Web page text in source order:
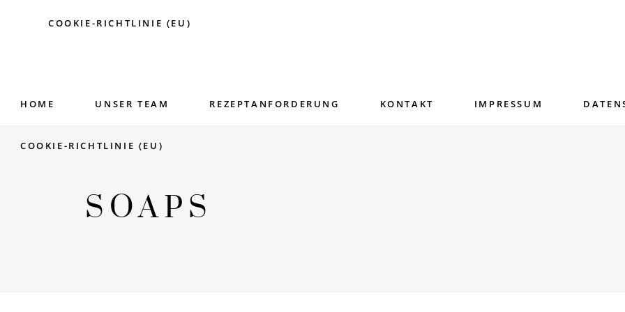
HOME UNSER TEAM REZEPTANFORDERUNG KONTAKT IMPRESSUM
COOKIE-RICHTLINIE (EU)
COOKIE-RICHTLINIE (EU)
SOAPS